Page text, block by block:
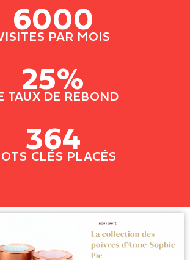
6000
PAR MOIS
25%
TAUX DE REBOND
364
CLÉS PLACÉS